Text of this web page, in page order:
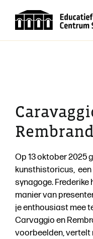
naar
inhoud
Gebruik en huur
Educatie
Synagoge
Op 13 oktober 2025
kunsthistoricus,
synagoge. Frederike
manier van
je enthousiast mee
Carvaggio en
voorbeelden, vertelt